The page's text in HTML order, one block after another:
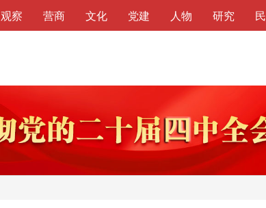
观察 营商 文化 党建 人物 研究